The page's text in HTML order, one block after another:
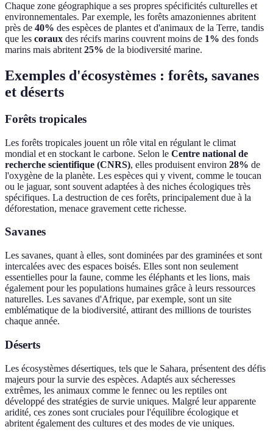
Chaque zone géographique a ses propres spécificités culturelles et
environnementales. Par exemple, les forêts amazoniennes abritent
près de 40% des espèces de plantes et d'animaux de la Terre, tandis
que les coraux des récifs marins couvrent moins de 1% des fonds
marins mais abritent 25% de la biodiversité marine.
Exemples d'écosystèmes : forêts, savanes
et déserts
Forêts tropicales
Les forêts tropicales jouent un rôle vital en régulant le climat
mondial et en stockant le carbone. Selon le Centre national de
recherche scientifique (CNRS), elles produisent environ 28% de
l'oxygène de la planète. Les espèces qui y vivent, comme le toucan
ou le jaguar, sont souvent adaptées à des niches écologiques très
spécifiques. La destruction de ces forêts, principalement due à la
déforestation, menace gravement cette richesse.
Savanes
Les savanes, quant à elles, sont dominées par des graminées et sont
intercalées avec des espaces boisés. Elles sont non seulement
essentielles pour la faune, comme les éléphants et les lions, mais
également pour les populations humaines grâce à leurs ressources
naturelles. Les savanes d'Afrique, par exemple, sont un site
emblématique de la biodiversité, attirant des millions de touristes
chaque année.
Déserts
Les écosystèmes désertiques, tels que le Sahara, présentent des défis
majeurs pour la survie des espèces. Adaptés aux sécheresses
extrêmes, les animaux comme le fennec ou les reptiles ont
développé des stratégies de survie uniques. Malgré leur apparente
aridité, ces zones sont cruciales pour l'équilibre écologique et
abritent également des cultures et des modes de vie uniques.